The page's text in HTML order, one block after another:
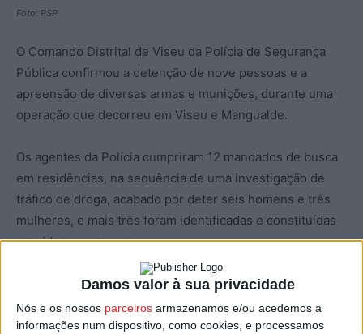
Damos valor à sua privacidade
Nós e os nossos parceiros armazenamos e/ou acedemos a
informações num dispositivo, como cookies, e processamos
Foto: PSP
O Comando Distrital de Viseu da Polícia de Segurança
Pública confirmou a detenção de nove pessoas e a
apreensão de diversas armas e munições, durante uma
operação que decorreu em Viseu e Mangualde.
Os agentes da Polícia cumpriram 12 mandados de busca
em residências, na sequência de uma investigação de
tráfico de droga, acabado por deter seis homens e três
mulheres, e mais três foram identificadas e constituídas
arguidos no processo.
Três dos detidos viram o Tribunal de Viseu aplicar-lhes a
medida de prisão preventiva, um outro ficou detido para
acabar de cumprir uma pena de 18 meses que tinha